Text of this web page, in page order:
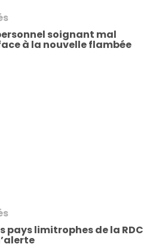
soignant mal
à la nouvelle flambée
pays limitrophes de la RDC